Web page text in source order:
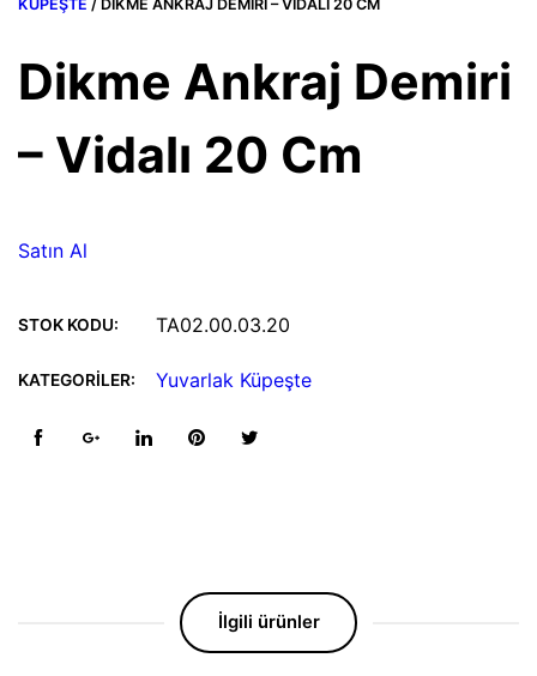
KÜPEŞTE / DIKME ANKRAJ DEMIRI – VIDALI 20 CM
Dikme Ankraj Demiri
– Vidalı 20 Cm
Satın Al
STOK KODU: TA02.00.03.20
KATEGORILER: Yuvarlak Küpeşte
İlgili ürünler